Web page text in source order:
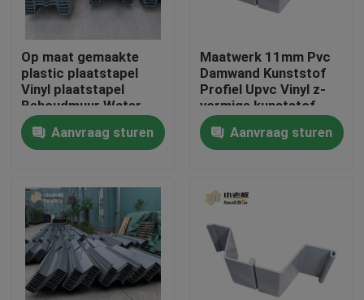
Contacteer ons
bloggen
Verzoek om een Citaat
MBBR-filtermedia
De biomedia van MBBR
Op maat gemaakte
plastic plaatstapel
Vinyl plaatstapel
Behoudmuur Water
Lake oplossing
Aanvraag sturen
Maatwerk 11mm Pvc
Damwand Kunststof
Profiel Upvc Vinyl z-
vormige kunststof
palen
Aanvraag sturen